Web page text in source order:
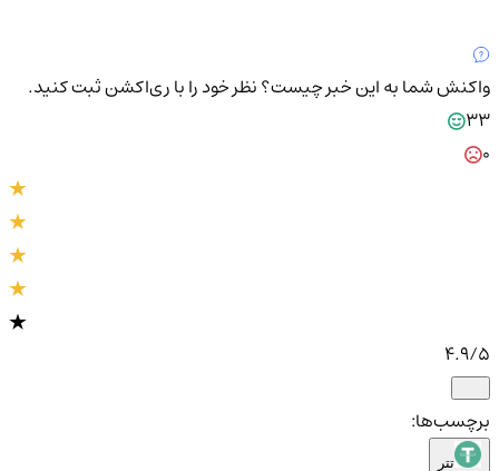
واکنش شما به این خبر چیست؟نظر خود را با ری‌اکشن ثبت کنید.
33
4.9/5
برچسب‌ها:
تتر